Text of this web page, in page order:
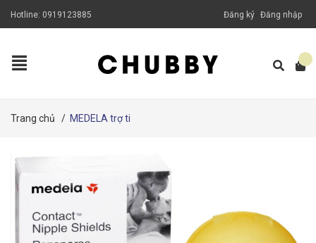
Hotline: 0919123885 Đăng ký Đăng nhập
Trang chủ / MEDELA trợ ti